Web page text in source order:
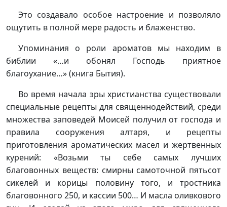
Это создавало особое настроение и позволяло
ощутить в полной мере радость и блаженство.
Упоминания о роли ароматов мы находим в
библии «…и обонял Господь приятное
благоухание…» (книга Бытия).
Во время начала эры христианства существовали
специальные рецепты для священнодействий, среди
множества заповедей Моисей получил от господа и
правила сооружения алтаря, и рецепты
приготовления ароматических масел и жертвенных
курений: «Возьми ты себе самых лучших
благовонных веществ: смирны самоточной пятьсот
сикелей и корицы половину того, и тростника
благовонного 250, и кассии 500… И масла оливкового